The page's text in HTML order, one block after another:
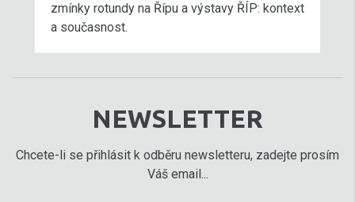
zmínky rotundy na Řípu a výstavy ŘÍP: kontext
a současnost.
NEWSLETTER
Chcete-li se přihlásit k odběru newsletteru, zadejte prosím
Váš email...